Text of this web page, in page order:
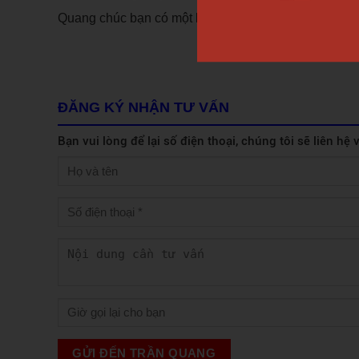
Quang chúc bạn có một lựa chọn phù hợp với bản
ĐĂNG KÝ NHẬN TƯ VẤN
Bạn vui lòng để lại số điện thoại, chúng tôi sẽ liên hệ
GỬI ĐẾN TRẦN QUANG